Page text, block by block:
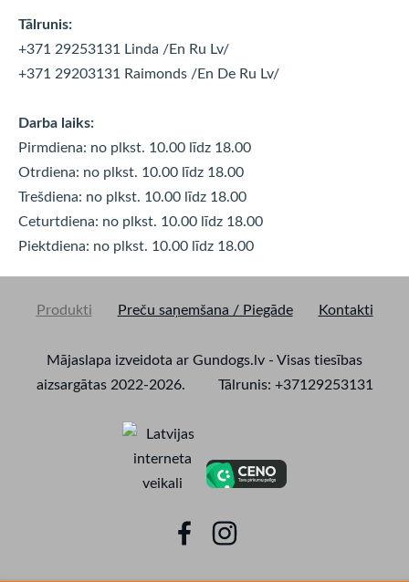
Tālrunis:
+371 29253131 Linda /En Ru Lv/
+371 29203131 Raimonds /En De Ru Lv/
Darba laiks:
Pirmdiena: no plkst. 10.00 līdz 18.00
Otrdiena: no plkst. 10.00 līdz 18.00
Trešdiena: no plkst. 10.00 līdz 18.00
Ceturtdiena: no plkst. 10.00 līdz 18.00
Piektdiena: no plkst. 10.00 līdz 18.00
Produkti Preču saņemšana / Piegāde Kontakti
Mājaslapa izveidota ar Gundogs.lv - Visas tiesības
aizsargātas 2022-2026. Tālrunis: +37129253131